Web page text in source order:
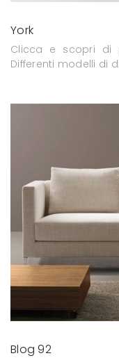
York
Clicca e scopri di
Differenti modelli di
Blog 92